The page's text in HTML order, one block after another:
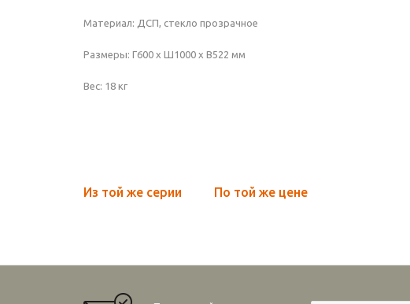
Материал: ДСП, стекло прозрачное
Размеры: Г600 х Ш1000 х В522 мм
Вес: 18 кг
Из той же серии По той же цене